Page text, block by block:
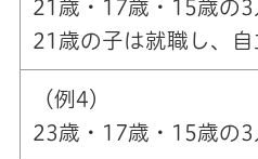
21歳・17歳・15歳の3
21歳の子は就職し、
（例4）
23歳・17歳・15歳の3